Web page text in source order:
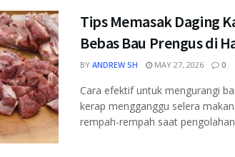
Tips Memasak Daging
Bebas Bau Prengus di
BY ANDREW SH MAY 27, 2026 0
Cara efektif untuk mengurangi
kerap mengganggu selera
rempah-rempah saat